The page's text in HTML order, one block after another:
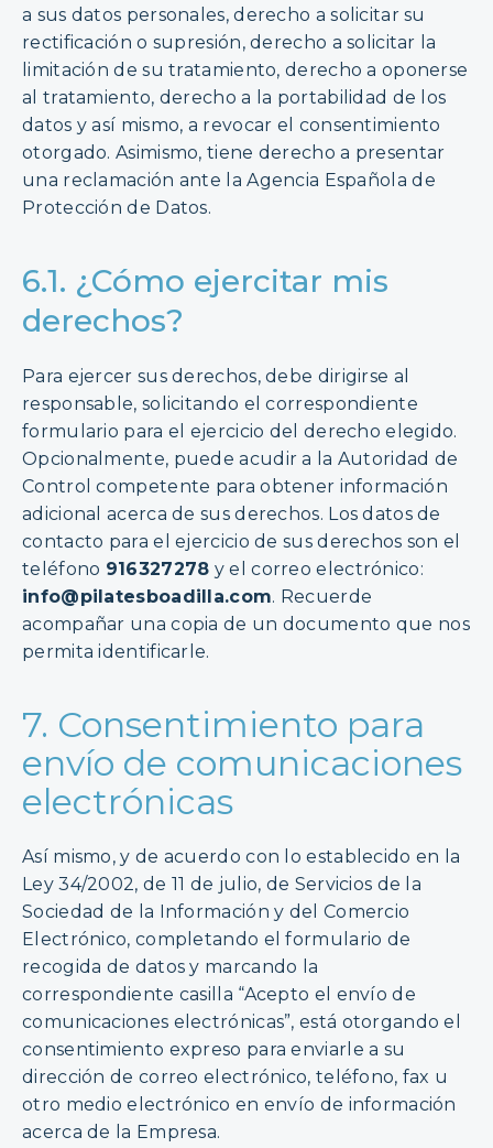
a sus datos personales, derecho a solicitar su
rectificación o supresión, derecho a solicitar la
limitación de su tratamiento, derecho a oponerse
al tratamiento, derecho a la portabilidad de los
datos y así mismo, a revocar el consentimiento
otorgado. Asimismo, tiene derecho a presentar
una reclamación ante la Agencia Española de
Protección de Datos.
6.1. ¿Cómo ejercitar mis
derechos?
Para ejercer sus derechos, debe dirigirse al
responsable, solicitando el correspondiente
formulario para el ejercicio del derecho elegido.
Opcionalmente, puede acudir a la Autoridad de
Control competente para obtener información
adicional acerca de sus derechos. Los datos de
contacto para el ejercicio de sus derechos son el
teléfono 916327278 y el correo electrónico:
info@pilatesboadilla.com. Recuerde
acompañar una copia de un documento que nos
permita identificarle.
7. Consentimiento para
envío de comunicaciones
electrónicas
Así mismo, y de acuerdo con lo establecido en la
Ley 34/2002, de 11 de julio, de Servicios de la
Sociedad de la Información y del Comercio
Electrónico, completando el formulario de
recogida de datos y marcando la
correspondiente casilla “Acepto el envío de
comunicaciones electrónicas”, está otorgando el
consentimiento expreso para enviarle a su
dirección de correo electrónico, teléfono, fax u
otro medio electrónico en envío de información
acerca de la Empresa.